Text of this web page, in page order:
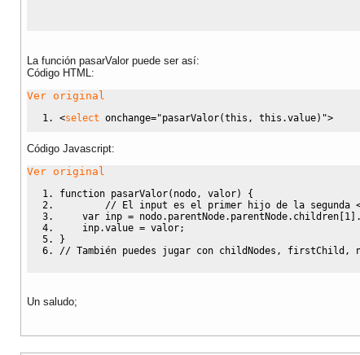
La función pasarValor puede ser así:
Código HTML:
Ver original
<select onchange="pasarValor(this, this.value)">
Código Javascript:
Ver original
function pasarValor( nodo, valor)
{
// El input es el primer hijo de la segunda
var inp = nodo. parentNode. parentNode. children 1 .
inp.value = valor;
}
// También puedes jugar con childNodes, firstChild,
Un saludo;